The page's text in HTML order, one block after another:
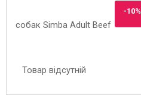
-10%
Товар відсутній